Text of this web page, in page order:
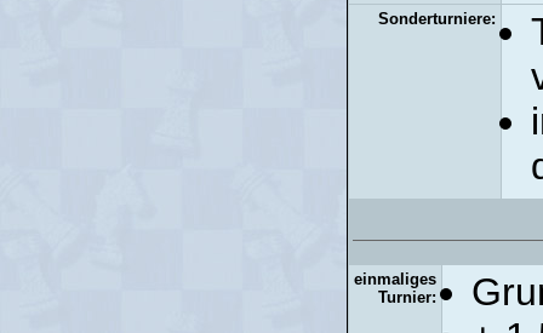
Sonderturniere:
einmaliges
Turnier: